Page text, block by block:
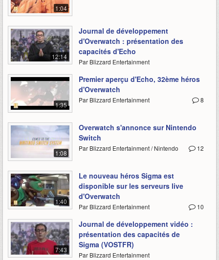
1:04
12:14
Journal de développement
d'Overwatch : présentation des
capacités d'Echo
Par Blizzard Entertainment
1:35
Premier aperçu d'Echo, 32ème héros
d'Overwatch
8
Par Blizzard Entertainment
1:08
Overwatch s'annonce sur Nintendo
Switch
12
Par Blizzard Entertainment / Nintendo
1:40
Le nouveau héros Sigma est
disponible sur les serveurs live
d'Overwatch
10
Par Blizzard Entertainment
7:43
Journal de développement vidéo :
présentation des capacités de
Sigma (VOSTFR)
Par Blizzard Entertainment